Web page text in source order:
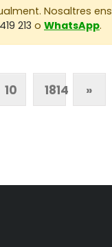
Nosaltres ens
213 o WhatsApp.
10 1814 »